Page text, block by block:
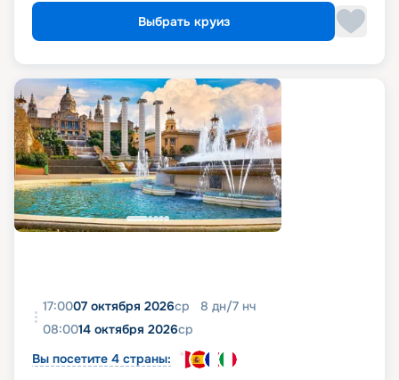
Выбрать круиз
17:0007 октября 2026ср 8 дн/7 нч
08:0014 октября 2026ср
Вы посетите 4 страны: